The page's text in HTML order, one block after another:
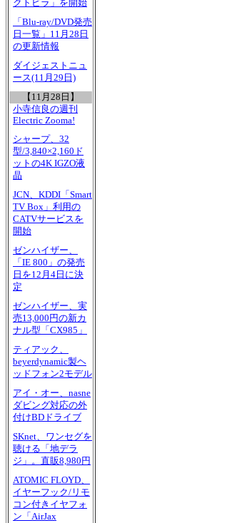
クトビラ」を開始
「Blu-ray/DVD発売
日一覧」11月28日
の更新情報
ダイジェストニュ
ース(11月29日)
【11月28日】
小寺信良の週刊
Electric Zooma!
シャープ、32
型/3,840×2,160ド
ットの4K IGZO液
晶
JCN、KDDI「Smart
TV Box」利用の
CATVサービスを
開始
ゼンハイザー、
「IE 800」の発売
日を12月4日に決
定
ゼンハイザー、実
売13,000円の新カ
ナル型「CX985」
ティアック、
beyerdynamic製ヘ
ッドフォン2モデル
アイ・オー、nasne
ダビング対応の外
付けBDドライブ
SKnet、ワンセグを
聴ける「地デラ
ジ」。直販8,980円
ATOMIC FLOYD、
イヤーフック/リモ
コン付きイヤフォ
ン「AirJax